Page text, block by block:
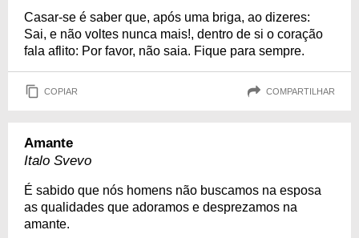
Casar-se é saber que, após uma briga, ao dizeres:
Sai, e não voltes nunca mais!, dentro de si o coração
fala aflito: Por favor, não saia. Fique para sempre.
COPIAR COMPARTILHAR
Amante
Italo Svevo
É sabido que nós homens não buscamos na esposa
as qualidades que adoramos e desprezamos na
amante.